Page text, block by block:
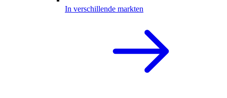
In verschillende markten